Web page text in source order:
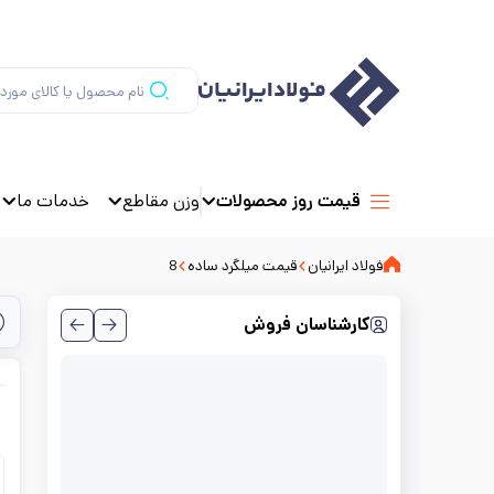
قیمت روز محصولات وزن مقاطع خدمات ما
فولاد ایرانیان قیمت میلگرد ساده 8
کارشناسان فروش